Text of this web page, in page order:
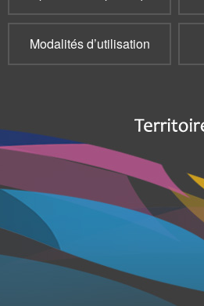
Modalités d’utilisation